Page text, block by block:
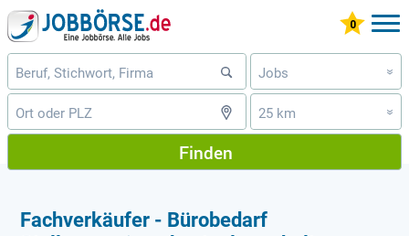
Jobs »
25 km »
Finden
Fachverkäufer - Bürobedarf